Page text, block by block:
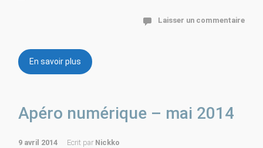
Laisser un commentaire
En savoir plus
Apéro numérique – mai 2014
9 avril 2014 Ecrit par Nickko